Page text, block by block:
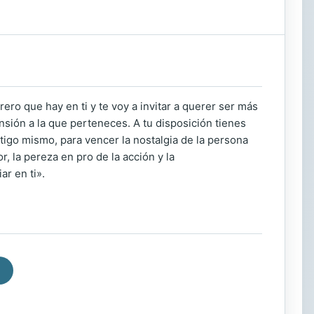
que hay en ti y te voy a invitar a querer ser más
a la que perteneces. A tu disposición tienes
mismo, para vencer la nostalgia de la persona
la pereza en pro de la acción y la
en ti».